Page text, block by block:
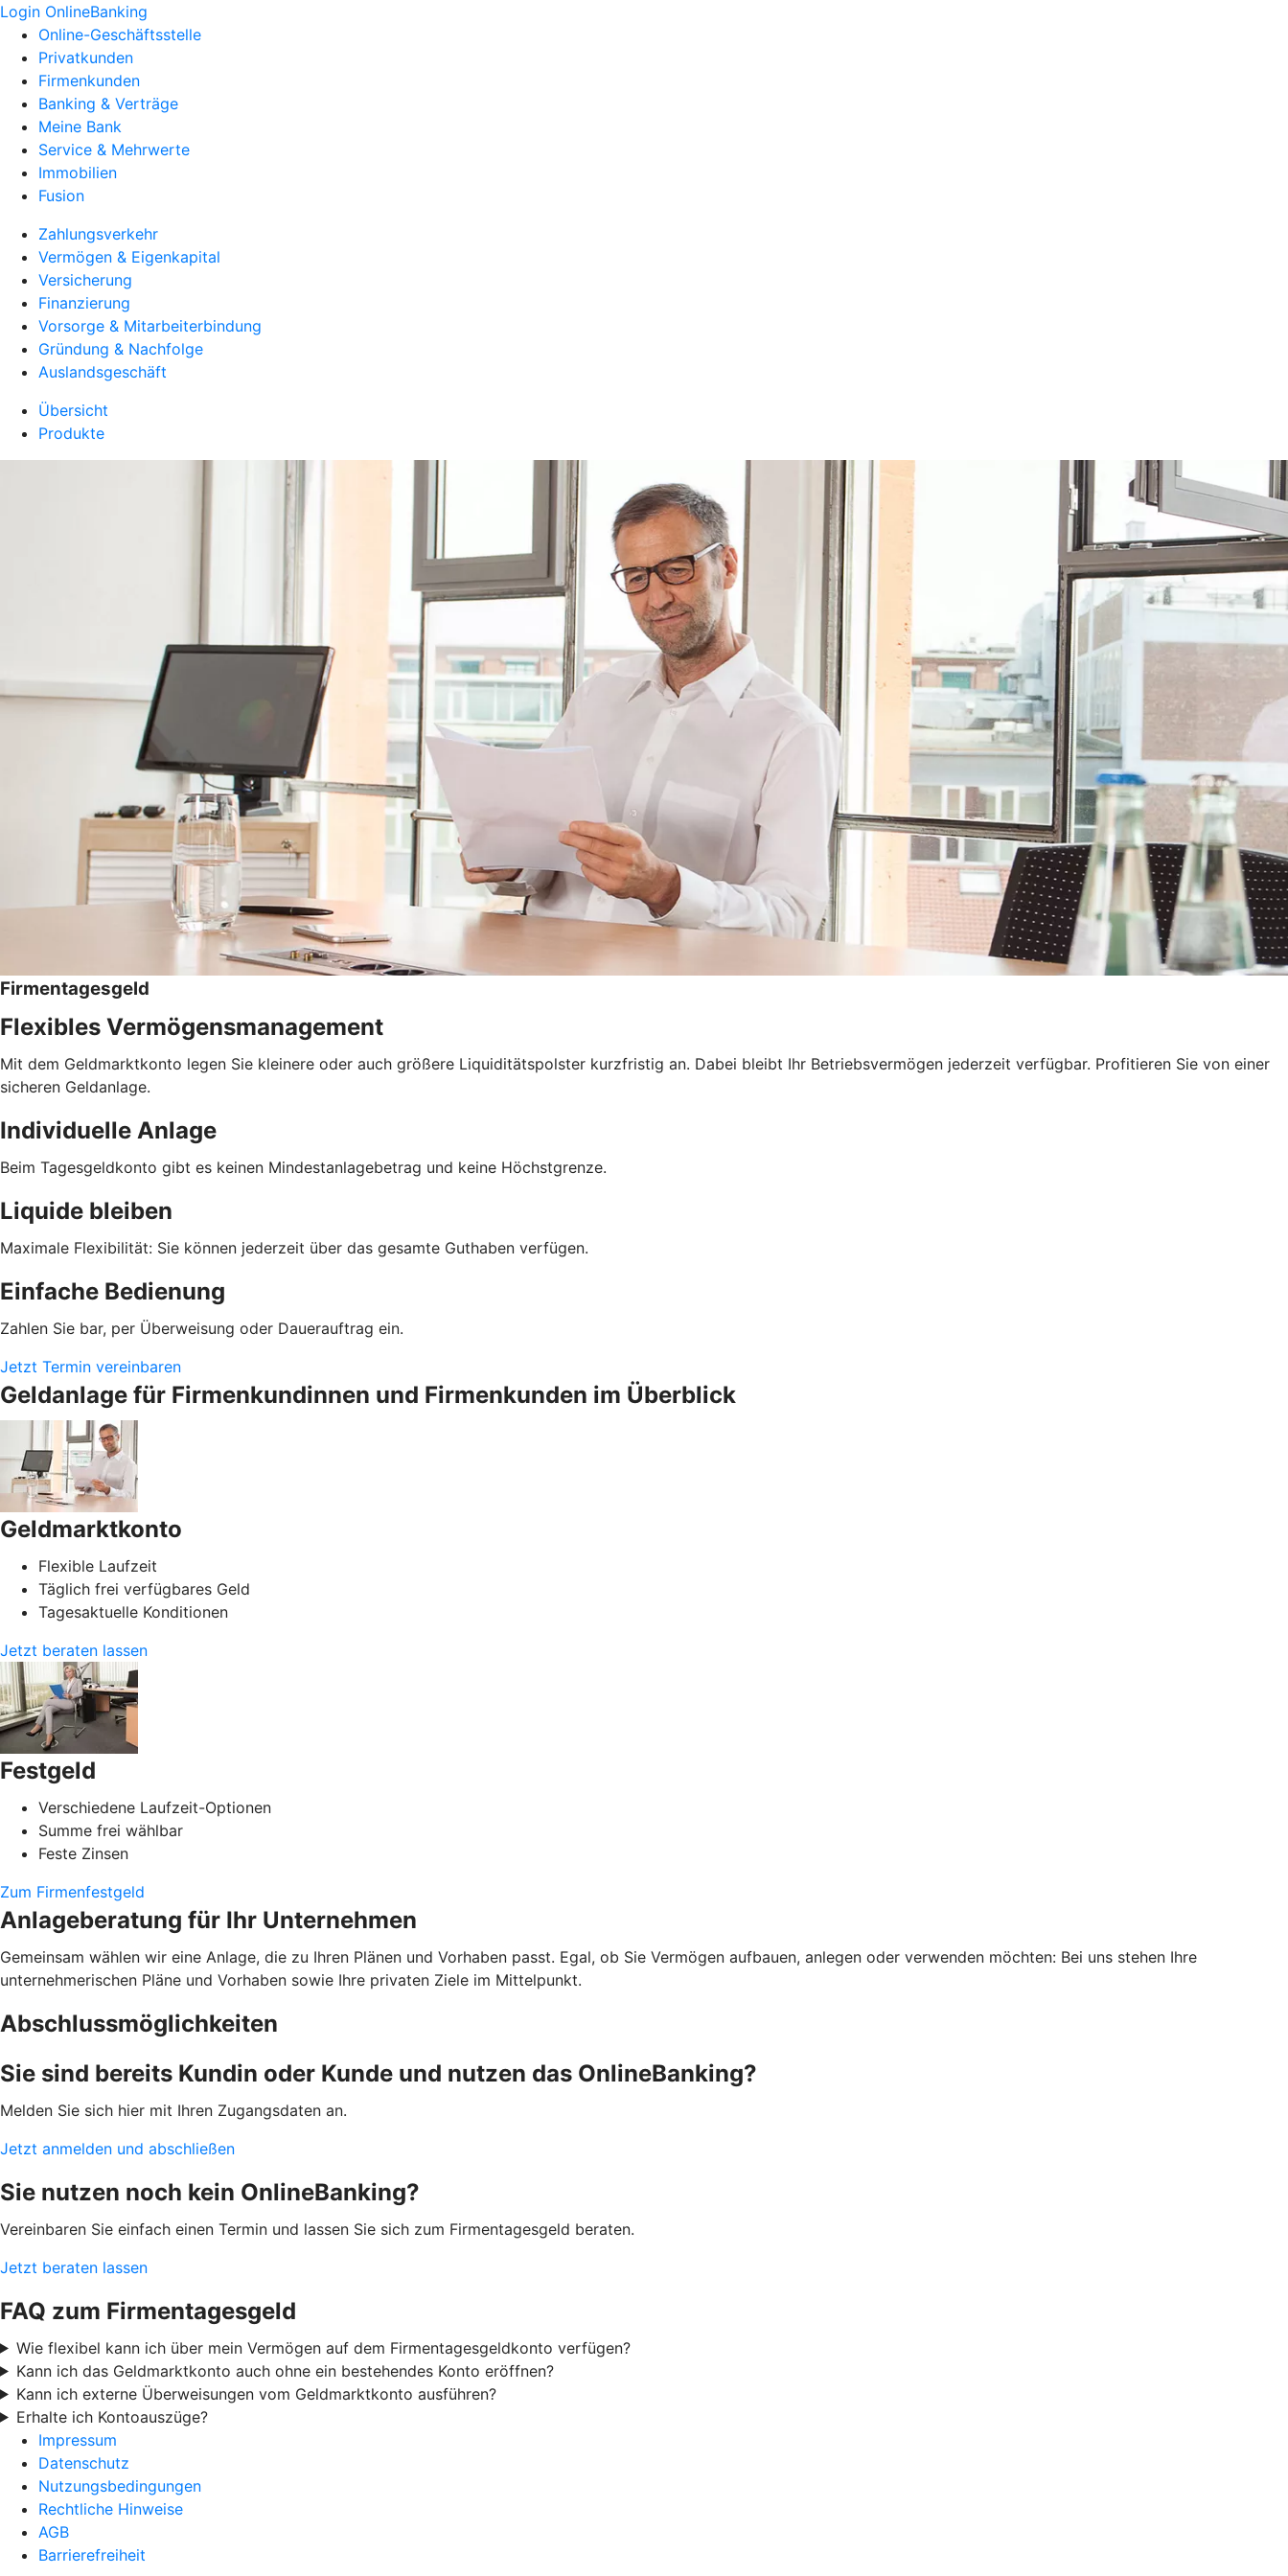
Login OnlineBanking
Online-Geschäftsstelle
Privatkunden
Firmenkunden
Banking & Verträge
Meine Bank
Service & Mehrwerte
Immobilien
Fusion
Zahlungsverkehr
Vermögen & Eigenkapital
Versicherung
Finanzierung
Vorsorge & Mitarbeiterbindung
Gründung & Nachfolge
Auslandsgeschäft
Übersicht
Produkte
Firmentagesgeld
Flexibles Vermögensmanagement
Mit dem Geldmarktkonto legen Sie kleinere oder auch größere Liquiditätspolster kurzfristig an. Dabei bleibt Ihr Betriebsvermögen jederzeit verfügbar. Profitieren Sie von einer
sicheren Geldanlage.
Individuelle Anlage
Beim Tagesgeldkonto gibt es keinen Mindestanlagebetrag und keine Höchstgrenze.
Liquide bleiben
Maximale Flexibilität: Sie können jederzeit über das gesamte Guthaben verfügen.
Einfache Bedienung
Zahlen Sie bar, per Überweisung oder Dauerauftrag ein.
Jetzt Termin vereinbaren
Geldanlage für Firmenkundinnen und Firmenkunden im Überblick
Geldmarktkonto
Flexible Laufzeit
Täglich frei verfügbares Geld
Tagesaktuelle Konditionen
Jetzt beraten lassen
Festgeld
Verschiedene Laufzeit-Optionen
Summe frei wählbar
Feste Zinsen
Zum Firmenfestgeld
Anlageberatung für Ihr Unternehmen
Gemeinsam wählen wir eine Anlage, die zu Ihren Plänen und Vorhaben passt. Egal, ob Sie Vermögen aufbauen, anlegen oder verwenden möchten: Bei uns stehen Ihre
unternehmerischen Pläne und Vorhaben sowie Ihre privaten Ziele im Mittelpunkt.
Abschlussmöglichkeiten
Sie sind bereits Kundin oder Kunde und nutzen das OnlineBanking?
Melden Sie sich hier mit Ihren Zugangsdaten an.
Jetzt anmelden und abschließen
Sie nutzen noch kein OnlineBanking?
Vereinbaren Sie einfach einen Termin und lassen Sie sich zum Firmentagesgeld beraten.
Jetzt beraten lassen
FAQ zum Firmentagesgeld
Wie flexibel kann ich über mein Vermögen auf dem Firmentagesgeldkonto verfügen?
Kann ich das Geldmarktkonto auch ohne ein bestehendes Konto eröffnen?
Kann ich externe Überweisungen vom Geldmarktkonto ausführen?
Erhalte ich Kontoauszüge?
Impressum
Datenschutz
Nutzungsbedingungen
Rechtliche Hinweise
AGB
Barrierefreiheit